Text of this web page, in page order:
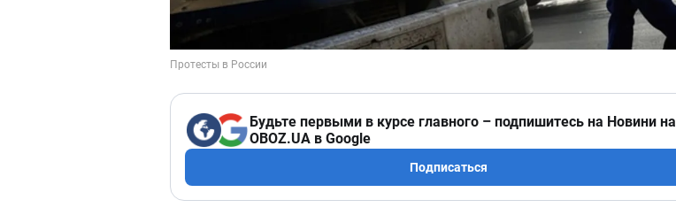
Будьте первыми в курсе главного – подпишитесь на Новини на
OBOZ.UA в Google
Подписаться